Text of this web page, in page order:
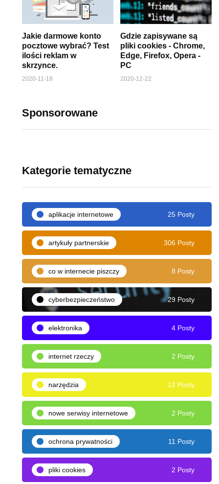
Jakie darmowe konto
pocztowe wybrać? Test
ilości reklam w
skrzynce.
2020-11-18
Gdzie zapisywane są
pliki cookies - Chrome,
Edge, Firefox, Opera -
PC
2020-12-22
Sponsorowane
Kategorie tematyczne
aplikacje internetowe 25 Posty
artykuły partnerskie 306 Posty
co w internecie piszczy 8 Posty
cyberbezpieczeństwo 29 Posty
elektronika 4 Posty
internet rzeczy 2 Posty
narzędzia 12 Posty
nowe serwisy internetowe 2 Posty
ochrona prywatności 11 Posty
pliki cookies 2 Posty